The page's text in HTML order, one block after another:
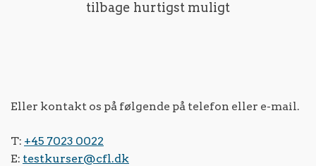
tilbage hurtigst muligt
Eller kontakt os på følgende på telefon eller e-mail.
T: +45 7023 0022
E: testkurser@cfl.dk